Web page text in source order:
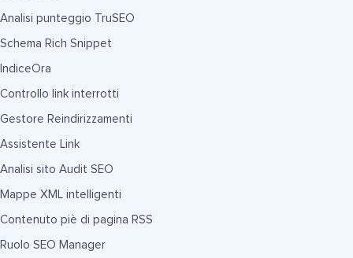
Analisi punteggio TruSEO
Schema Rich Snippet
IndiceOra
Controllo link interrotti
Gestore Reindirizzamenti
Assistente Link
Analisi sito Audit SEO
Mappe XML intelligenti
Contenuto piè di pagina RSS
Ruolo SEO Manager